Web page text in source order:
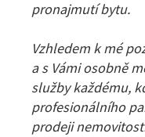
pronajmutí bytu.
Vzhledem k mé
a s Vámi osobně
služby každému,
profesionálního
prodeji